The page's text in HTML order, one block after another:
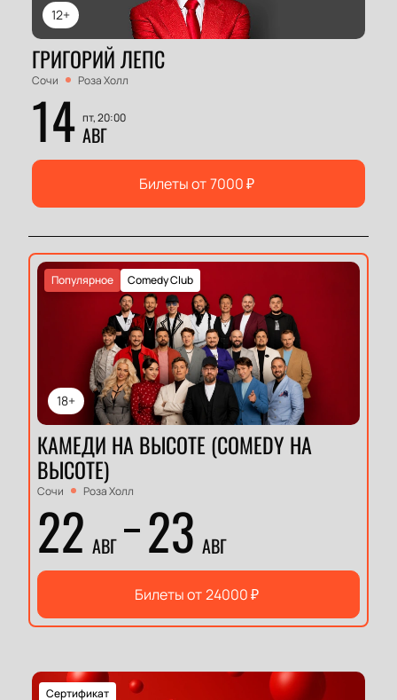
12+
ГРИГОРИЙ ЛЕПС
Сочи Роза Холл
14 пт, 20:00
АВГ
Билеты от7000₽
18+
Comedy Club
Популярное
КАМЕДИ НА ВЫСОТЕ (COMEDY НА
ВЫСОТЕ)
Сочи Роза Холл
22 АВГ 23 АВГ
Билеты от24000₽
Сертификат